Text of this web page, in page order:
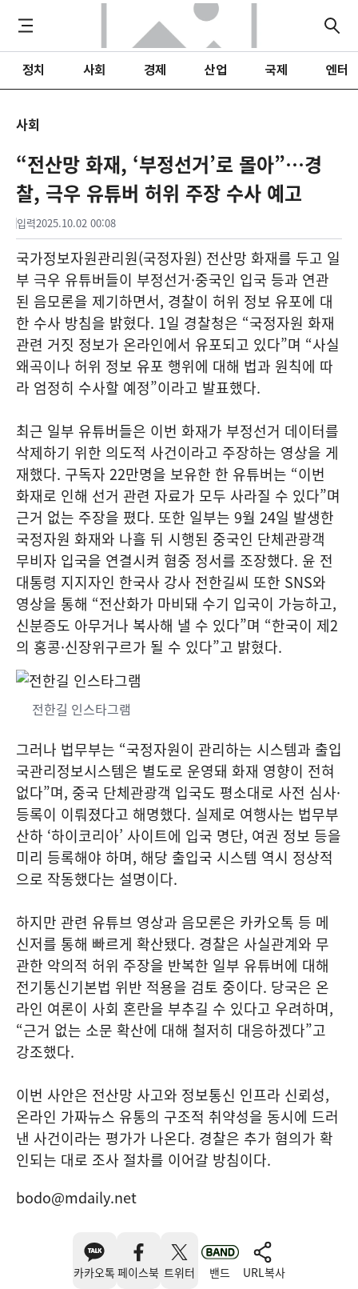
정치 사회 경제 산업 국제 엔터
사회
“전산망 화재, ‘부정선거’로 몰아”…경
찰, 극우 유튜버 허위 주장 수사 예고
입력2025.10.02 00:08
국가정보자원관리원(국정자원) 전산망 화재를 두고 일
부 극우 유튜버들이 부정선거·중국인 입국 등과 연관
된 음모론을 제기하면서, 경찰이 허위 정보 유포에 대
한 수사 방침을 밝혔다. 1일 경찰청은 “국정자원 화재
관련 거짓 정보가 온라인에서 유포되고 있다”며 “사실
왜곡이나 허위 정보 유포 행위에 대해 법과 원칙에 따
라 엄정히 수사할 예정”이라고 발표했다.
최근 일부 유튜버들은 이번 화재가 부정선거 데이터를
삭제하기 위한 의도적 사건이라고 주장하는 영상을 게
재했다. 구독자 22만명을 보유한 한 유튜버는 “이번
화재로 인해 선거 관련 자료가 모두 사라질 수 있다”며
근거 없는 주장을 폈다. 또한 일부는 9월 24일 발생한
국정자원 화재와 나흘 뒤 시행된 중국인 단체관광객
무비자 입국을 연결시켜 혐중 정서를 조장했다. 윤 전
대통령 지지자인 한국사 강사 전한길씨 또한 SNS와
영상을 통해 “전산화가 마비돼 수기 입국이 가능하고,
신분증도 아무거나 복사해 낼 수 있다”며 “한국이 제2
의 홍콩·신장위구르가 될 수 있다”고 밝혔다.
전한길 인스타그램
그러나 법무부는 “국정자원이 관리하는 시스템과 출입
국관리정보시스템은 별도로 운영돼 화재 영향이 전혀
없다”며, 중국 단체관광객 입국도 평소대로 사전 심사·
등록이 이뤄졌다고 해명했다. 실제로 여행사는 법무부
산하 ‘하이코리아’ 사이트에 입국 명단, 여권 정보 등을
미리 등록해야 하며, 해당 출입국 시스템 역시 정상적
으로 작동했다는 설명이다.
하지만 관련 유튜브 영상과 음모론은 카카오톡 등 메
신저를 통해 빠르게 확산됐다. 경찰은 사실관계와 무
관한 악의적 허위 주장을 반복한 일부 유튜버에 대해
전기통신기본법 위반 적용을 검토 중이다. 당국은 온
라인 여론이 사회 혼란을 부추길 수 있다고 우려하며,
“근거 없는 소문 확산에 대해 철저히 대응하겠다”고
강조했다.
이번 사안은 전산망 사고와 정보통신 인프라 신뢰성,
온라인 가짜뉴스 유통의 구조적 취약성을 동시에 드러
낸 사건이라는 평가가 나온다. 경찰은 추가 혐의가 확
인되는 대로 조사 절차를 이어갈 방침이다.
bodo@mdaily.net
카카오톡 페이스북 트위터 밴드 URL복사